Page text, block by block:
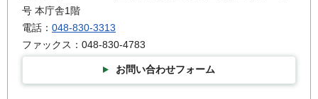
号 本庁舎1階
電話： 048-830-3313
ファックス：048-830-4783
お問い合わせフォーム